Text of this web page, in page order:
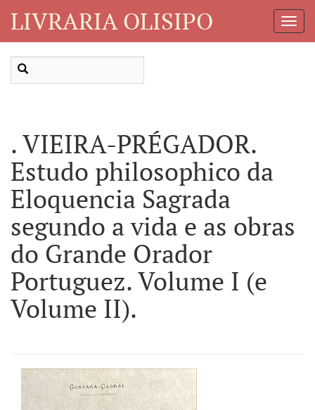
LIVRARIA OLISIPO
. VIEIRA-PRÉGADOR.
Estudo philosophico da
Eloquencia Sagrada
segundo a vida e as obras
do Grande Orador
Portuguez. Volume I (e
Volume II).